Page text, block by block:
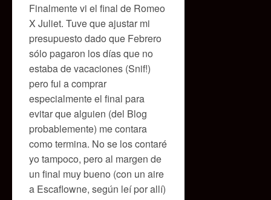
Finalmente vi el final de Romeo
X Juliet. Tuve que ajustar mi
presupuesto dado que Febrero
sólo pagaron los días que no
estaba de vacaciones (Snif!)
pero fui a comprar
especialmente el final para
evitar que alguien (del Blog
probablemente) me contara
como termina. No se los contaré
yo tampoco, pero al margen de
un final muy bueno (con un aire
a Escaflowne, según leí por allí)